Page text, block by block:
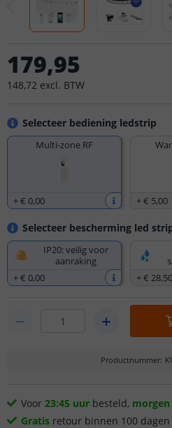
Selecteer bediening ledstrip
Multi-zone RF
+€ 0,00 +€ 5,00
Selecteer bescherming led
IP20: veilig voor
aanraking
+€ 0,00
+€ 28,50
179,95
148,72 excl. BTW
Productnummer:
Voor 23:45 uur besteld, morgen
Gratis retour binnen 100 dagen